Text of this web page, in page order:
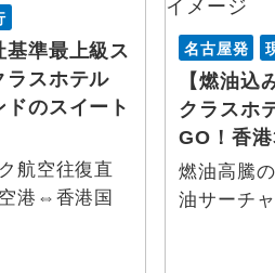
準最上級ス
ラスホテル
のスイート
航空往復直
港⇔香港国
名古屋発
【燃油込
クラスホ
GO！香
燃油高騰
油サーチ